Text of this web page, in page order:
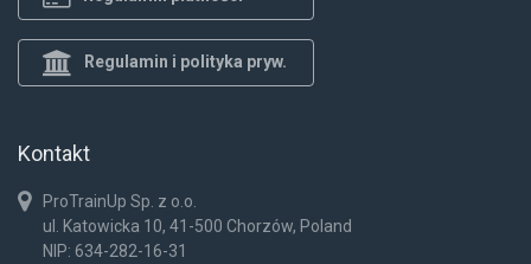
Regulamin i polityka pryw.
Kontakt
ProTrainUp Sp. z o.o.
ul. Katowicka 10, 41-500 Chorzów, Poland
NIP: 634-282-16-31